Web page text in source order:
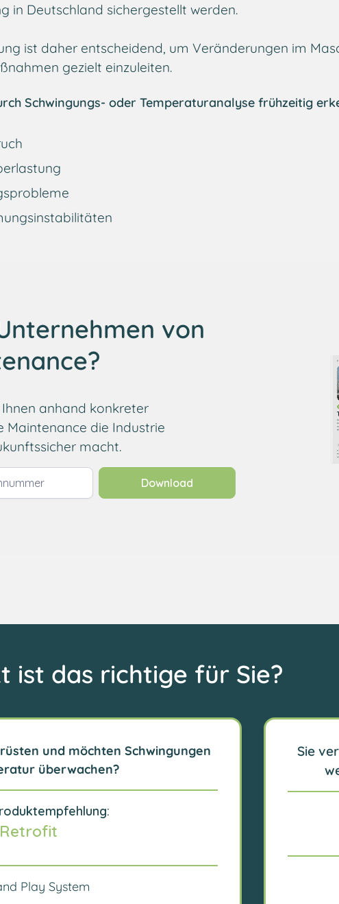
in Deutschland sichergestellt werden.
ist daher entscheidend, um Veränderungen im
gezielt einzuleiten.
Schwingungs- oder Temperaturanalyse frühzeitig
von
anhand konkreter
Maintenance die Industrie
macht.
ist das richtige für Sie?
und möchten Schwingungen
überwachen?
Retrofit
Play System
Sie